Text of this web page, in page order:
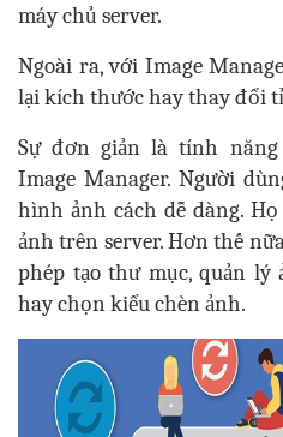
máy chủ server.
Ngoài ra, với Image
lại kích thước hay thay đổi
Sự đơn giản là tính
Image Manager. Người
hình ảnh cách dễ dàng.
ảnh trên server. Hơn thế
phép tạo thư mục, quản
hay chọn kiểu chèn ảnh.